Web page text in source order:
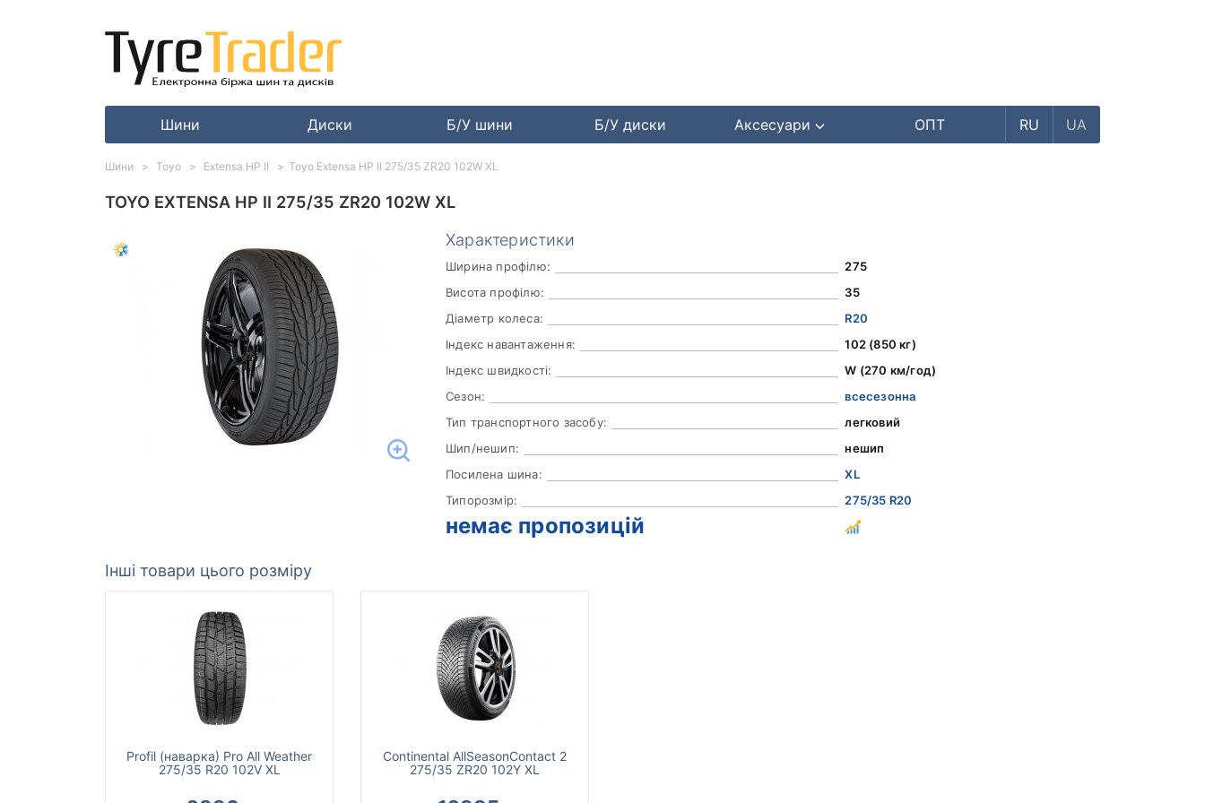
Шини Диски Б/У шини Б/У диски Аксесуари ОПТ RU UA
TOYO EXTENSA HP II 275/35 ZR20 102W XL
Характеристики
Ширина профілю:
275
Висота профілю:
35
Діаметр колеса:
R20
Індекс навантаження:
102 (850 кг)
Індекс швидкості:
W (270 км/год)
Сезон:
всесезонна
Тип транспортного засобу:
легковий
Шип/нешип:
нешип
Посилена шина:
XL
Типорозмір:
275/35 R20
немає пропозицій
Інші товари цього розміру
Profil (наварка) Pro All Weather
275/35 R20 102V XL
Continental AllSeasonContact 2
275/35 ZR20 102Y XL
Шини Toyo Extensa HP II Toyo Extensa HP II 275/35 ZR20 102W XL